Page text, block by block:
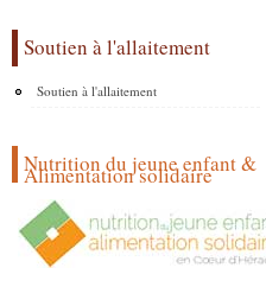
Soutien à l'allaitement
Soutien à l'allaitement
Nutrition du jeune enfant &
Alimentation solidaire